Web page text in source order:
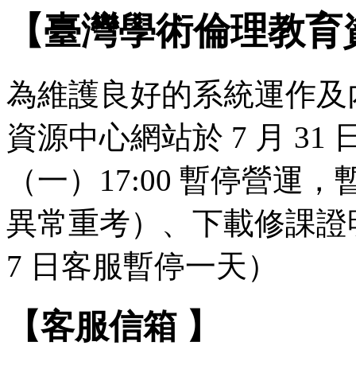
【臺灣學術倫理教
為維護良好的系統運作
資源中心網站於 7 月 31
（一）17:00 暫停營運
異常重考）、下載修課
7 日客服暫停一天）
【客服信箱 】